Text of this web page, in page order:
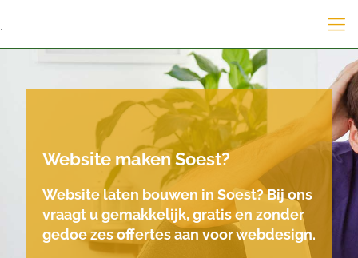
.
Website maken Soest?
Website laten bouwen in Soest? Bij ons
vraagt u gemakkelijk, gratis en zonder
gedoe zes offertes aan voor webdesign.